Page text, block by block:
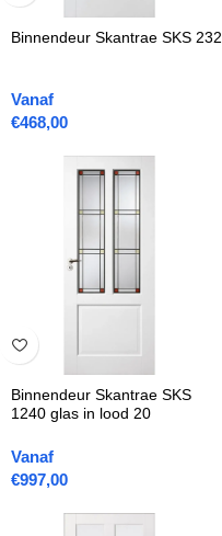
Binnendeur Skantrae SKS 232
Vanaf
€468,00
Binnendeur Skantrae SKS
1240 glas in lood 20
Vanaf
€997,00